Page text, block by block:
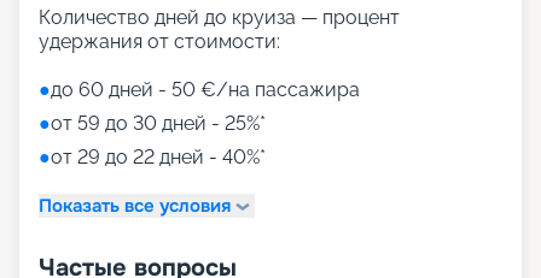
Количество дней до круиза — процент
удержания от стоимости:
●до 60 дней - 50 €/на пассажира
●от 59 до 30 дней - 25%*
●от 29 до 22 дней - 40%*
Показать все условия
Частые вопросы